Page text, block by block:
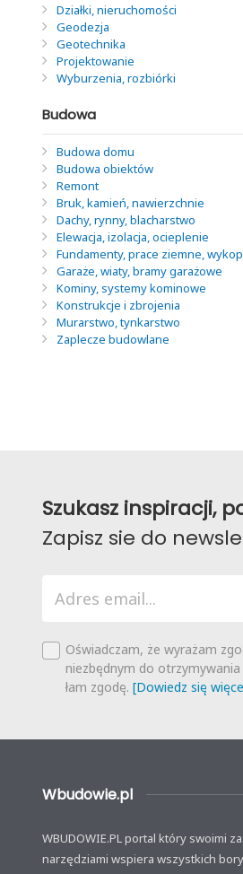
Działki, nieruchomości
Geodezja
Geotechnika
Projektowanie
Wyburzenia, rozbiórki
Budowa
Budowa domu
Budowa obiektów
Remont
Bruk, kamień, nawierzchnie
Dachy, rynny, blacharstwo
Elewacja, izolacja, ocieplenie
Fundamenty, prace ziemne,
Garaże, wiaty, bramy garażowe
Kominy, systemy kominowe
Konstrukcje i zbrojenia
Murarstwo, tynkarstwo
Zaplecze budowlane
Szukasz inspiracji,
Zapisz sie do
Oświadczam, że wyrażam
niezbędnym do
łam zgodę. [Dowiedz się
Wbudowie.pl
WBUDOWIE.PL portal który swoimi
narzędziami wspiera wszystkich